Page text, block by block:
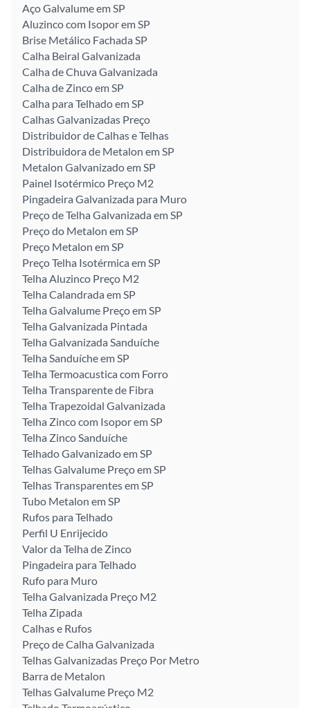
Aço Galvalume em SP
Aluzinco com Isopor em SP
Brise Metálico Fachada SP
Calha Beiral Galvanizada
Calha de Chuva Galvanizada
Calha de Zinco em SP
Calha para Telhado em SP
Calhas Galvanizadas Preço
Distribuidor de Calhas e Telhas
Distribuidora de Metalon em SP
Metalon Galvanizado em SP
Painel Isotérmico Preço M2
Pingadeira Galvanizada para Muro
Preço de Telha Galvanizada em SP
Preço do Metalon em SP
Preço Metalon em SP
Preço Telha Isotérmica em SP
Telha Aluzinco Preço M2
Telha Calandrada em SP
Telha Galvalume Preço em SP
Telha Galvanizada Pintada
Telha Galvanizada Sanduíche
Telha Sanduíche em SP
Telha Termoacustica com Forro
Telha Transparente de Fibra
Telha Trapezoidal Galvanizada
Telha Zinco com Isopor em SP
Telha Zinco Sanduíche
Telhado Galvanizado em SP
Telhas Galvalume Preço em SP
Telhas Transparentes em SP
Tubo Metalon em SP
Rufos para Telhado
Perfil U Enrijecido
Valor da Telha de Zinco
Pingadeira para Telhado
Rufo para Muro
Telha Galvanizada Preço M2
Telha Zipada
Calhas e Rufos
Preço de Calha Galvanizada
Telhas Galvanizadas Preço Por Metro
Barra de Metalon
Telhas Galvalume Preço M2